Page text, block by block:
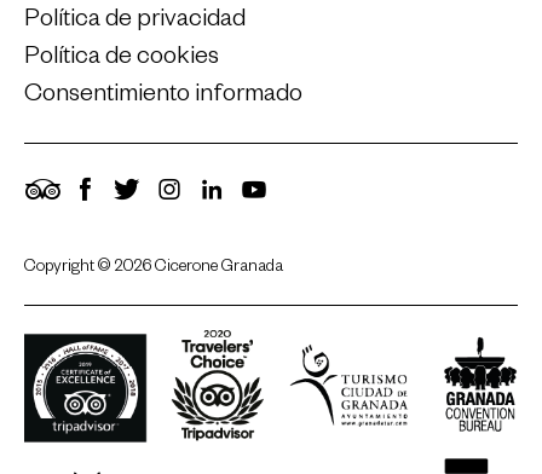
Política de privacidad
Política de cookies
Consentimiento informado
TripAdvisor
Facebook
TwitterInstagram
LinkedIn
Copyright © 2026 Cicerone Granada